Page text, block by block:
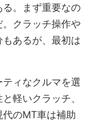
。まず重要なの
クラッチ操作や
あるが、最初は
ィなクルマを選
軽いクラッチ、
のMT車は補助